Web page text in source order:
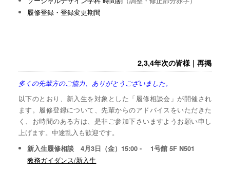
履修登録・登録変更期間
2,3,4年次の皆様｜再掲
多くの先輩方のご協力、ありがとうございました。
以下のとおり、新入生を対象とした「履修相談会」が開催され
ます。履修登録について、先輩からのアドバイスをいただきた
く、お時間のある方は、是非ご参加下さいますようお願い申し
上げます。中途乱入も歓迎です。
新入生履修相談 4月3日（金）15:00 - 1号館 5F N501
教務ガイダンス/新入生